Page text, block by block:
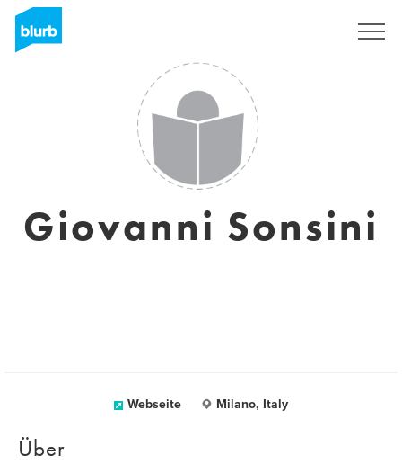
Giovanni Sonsini
Webseite Milano, Italy
Über